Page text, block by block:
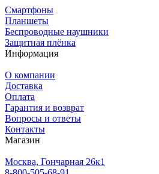
Смартфоны
Планшеты
Беспроводные наушники
Защитная плёнка
Информация
О компании
Доставка
Оплата
Гарантия и возврат
Вопросы и ответы
Контакты
Магазин
Москва, Гончарная 26к1